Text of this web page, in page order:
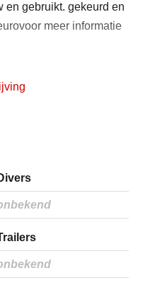
en gebruikt. gekeurd en
meer informatie